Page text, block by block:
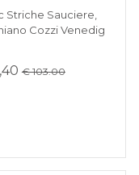
Striche Sauciere,
Cozzi Venedig
€ 103.00